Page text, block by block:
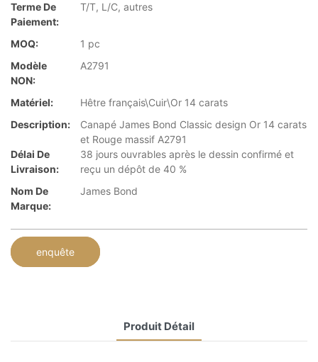
Terme De
Paiement:
T/T, L/C, autres
MOQ:
1 pc
Modèle
NON:
A2791
Matériel:
Hêtre français\Cuir\Or 14 carats
Description:
Canapé James Bond Classic design Or 14 carats
et Rouge massif A2791
Délai De
Livraison:
38 jours ouvrables après le dessin confirmé et
reçu un dépôt de 40 %
Nom De
Marque:
James Bond
enquête
Produit Détail